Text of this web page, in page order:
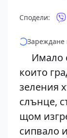
Сподели:
Зареждане
Имало
които
зеления
слънце,
щом
сипвало